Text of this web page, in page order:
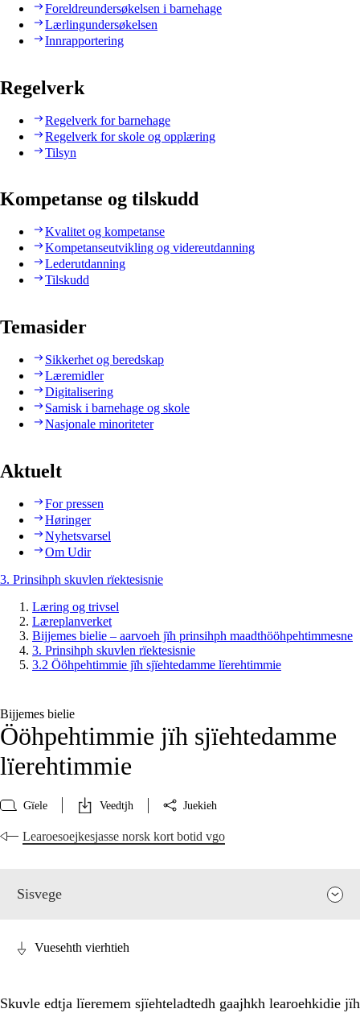
Foreldreundersøkelsen i barnehage
Lærlingundersøkelsen
Innrapportering
Regelverk
Regelverk for barnehage
Regelverk for skole og opplæring
Tilsyn
Kompetanse og tilskudd
Kvalitet og kompetanse
Kompetanseutvikling og videreutdanning
Lederutdanning
Tilskudd
Temasider
Sikkerhet og beredskap
Læremidler
Digitalisering
Samisk i barnehage og skole
Nasjonale minoriteter
Aktuelt
For pressen
Høringer
Nyhetsvarsel
Om Udir
3. Prinsihph skuvlen rïektesisnie
Læring og trivsel
Læreplanverket
Bijjemes bielie – aarvoeh jïh prinsihph maadthööhpehtimmesne
3. Prinsihph skuvlen rïektesisnie
3.2 Ööhpehtimmie jïh sjïehtedamme lïerehtimmie
Bijjemes bielie
Ööhpehtimmie jïh sjïehtedamme
lïerehtimmie
Gïele Veedtjh Juekieh
Learoesoejkesjasse norsk kort botid vgo
Sisvege
Vuesehth vierhtieh
Skuvle edtja lïeremem sjïehteladtedh gaajhkh learoehkidie jïh